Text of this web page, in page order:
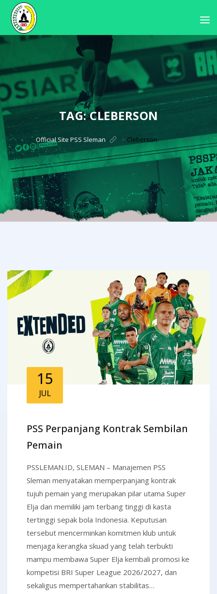
TAG:CLEBERSON
Official Site PSS Sleman > Cleberson ?>
15
JUL
PSS Perpanjang Kontrak Sembilan
Pemain
PSSLEMAN.ID, SLEMAN – Manajemen PSS
Sleman menyatakan memperpanjang kontrak
tujuh pemain yang merupakan pilar utama Super
Elja dan memiliki jam terbang tinggi di kasta
tertinggi sepak bola Indonesia. Keputusan
tersebut mencerminkan komitmen klub untuk
menjaga kerangka skuad yang telah terbukti
mampu membawa Super Elja kembali promosi ke
kompetisi BRI Super League 2026/2027, dan
sekaligus mempertahankan stabilitas…